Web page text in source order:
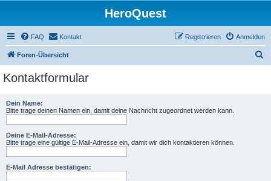
HeroQuest
FAQ Kontakt Anmelden
Registrieren
Foren-Übersicht
Kontaktformular
Dein Name:
Bitte trage deinen Namen ein, damit deine Nachricht zugeordnet werden kann.
Deine E-Mail-Adresse:
Bitte trage eine gültige E-Mail-Adresse ein, damit wir dich kontaktieren können.
E-Mail Adresse bestätigen: